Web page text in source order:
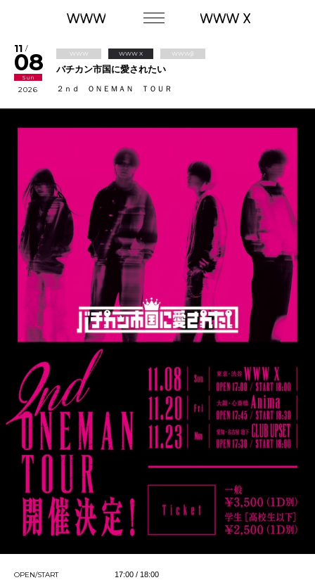
11 /
08
Sun
2026
WWW WWW X WWWβ
バチカン市国に愛されたい
２ｎｄ ＯＮＥＭＡＮ ＴＯＵＲ
OPEN/START 17:00 / 18:00